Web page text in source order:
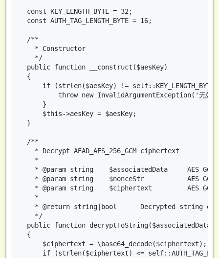
  const KEY_LENGTH_BYTE = 32;
  const AUTH_TAG_LENGTH_BYTE = 16;
  /**
    * Constructor
    */
  public function __construct($aesKey)
  {
if (strlen($aesKey) !=
throw new InvalidArgumentException('无效
      }
      $this->aesKey = $aesKey;
  }
  /**
    * Decrypt AEAD_AES_256_GCM ciphertext
    *
* @param string    $associatedData     AES GCM
* @param string    $nonceStr           AES GCM
* @param string    $ciphertext         AES GCM
    *
* @return string|bool      Decrypted string on
    */
public function decryptToString($associatedData,
  {
      $ciphertext = \base64_decode($ciphertext);
if (strlen($ciphertext) <=